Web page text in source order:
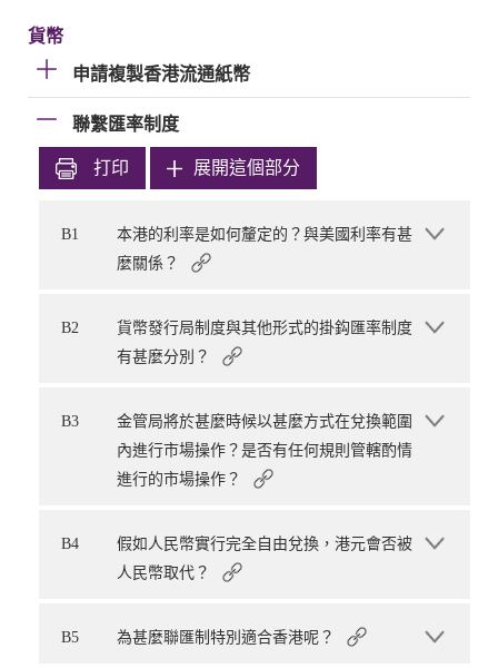
貨幣
申請複製香港流通紙幣
聯繫匯率制度
打印 展開這個部分
B1
本港的利率是如何釐定的？與美國利率有甚
麼關係？
B2
貨幣發行局制度與其他形式的掛鈎匯率制度
有甚麼分別？
B3
金管局將於甚麼時候以甚麼方式在兌換範圍
內進行市場操作？是否有任何規則管轄酌情
進行的市場操作？
B4
假如人民幣實行完全自由兌換，港元會否被
人民幣取代？
B5 為甚麼聯匯制特別適合香港呢？